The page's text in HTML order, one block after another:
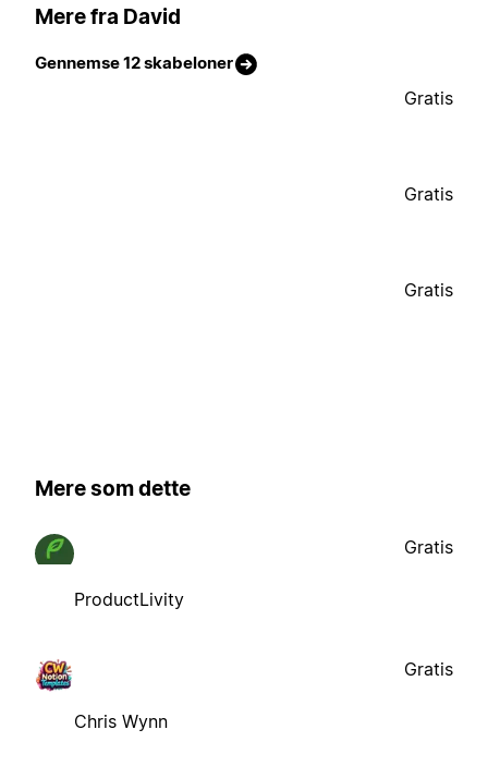
Mere fra David
Gennemse 12 skabeloner
Gratis
Gratis
Gratis
Mere som dette
ProductLivity
Gratis
Chris Wynn
Gratis